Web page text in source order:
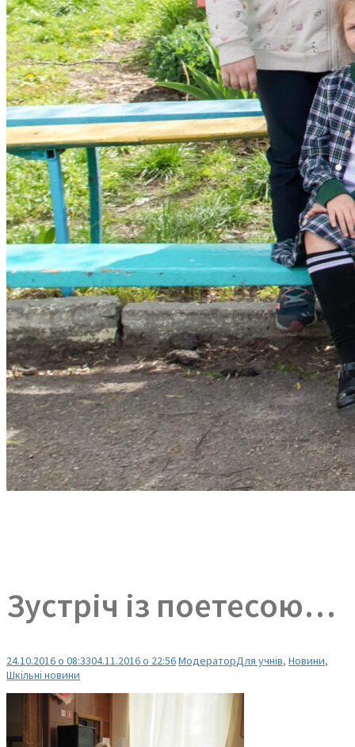
Зустріч із поетесою…
24.10.2016 о 08:3304.11.2016 о 22:56МодераторДля учнів, Новини,
Шкільні новини